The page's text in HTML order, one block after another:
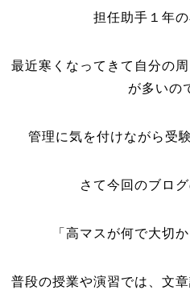
担任助手１年の
最近寒くなってきて自分の
が多いの
管理に気を付けながら受
さて今回のブロ
「高マスが何で大切
普段の授業や演習では、文